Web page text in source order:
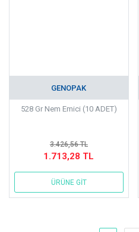
GENOPAK
528 Gr Nem Emici (10 ADET)
3.426,56 TL
1.713,28 TL
ÜRÜNE GİT